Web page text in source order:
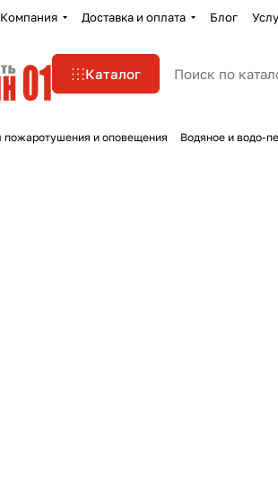
Компания Доставка и оплата Блог
Каталог
пожаротушения и оповещения Водяное и водо-